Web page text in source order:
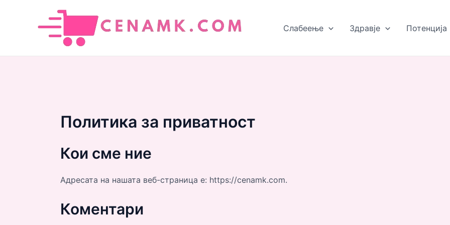
Слабеење Здравjе Потенција
Политика за приватност
Кои сме ние
Адресата на нашата веб-страница е: https://cenamk.com.
Коментари